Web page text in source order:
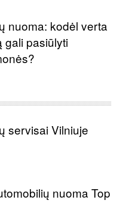
nuoma: kodėl verta
gali pasiūlyti
servisai Vilniuje
nuoma Top